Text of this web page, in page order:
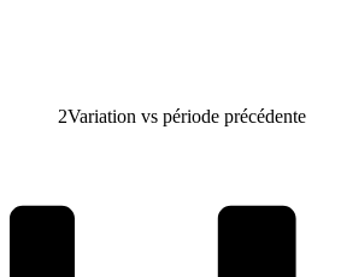
2Variation vs période précédente